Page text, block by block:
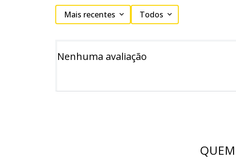
Mais recentes Todos
Nenhuma avaliação